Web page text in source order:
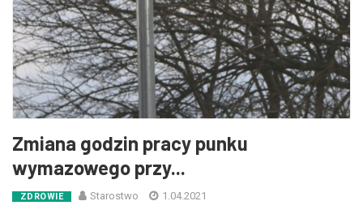
Zmiana godzin pracy punku
wymazowego przy...
ZDROWIE Starostwo 1.04.2021